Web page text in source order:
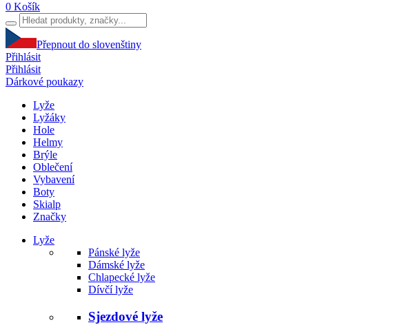
0 Košík
Přepnout do slovenštiny
Přihlásit
Přihlásit
Dárkové poukazy
Lyže
Lyžáky
Hole
Helmy
Brýle
Oblečení
Vybavení
Boty
Skialp
Značky
Lyže
Pánské lyže
Dámské lyže
Chlapecké lyže
Dívčí lyže
Sjezdové lyže